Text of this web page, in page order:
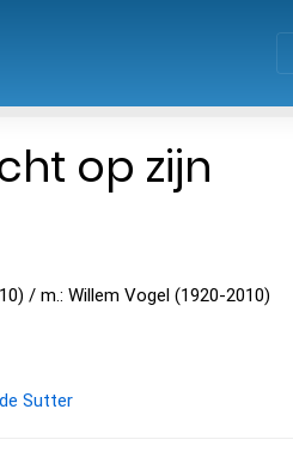
op zijn
/ m.: Willem Vogel (1920-2010)
Sutter